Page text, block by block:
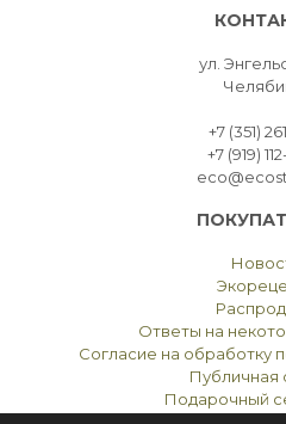
ул.
+7 (351)
+7 (919)
Ответы на
Согласие на обработку
Публичная
Подарочный